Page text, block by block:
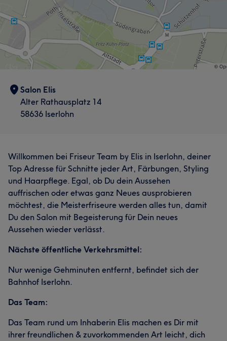
Salon Elis
Alter Rathausplatz 14
58636 Iserlohn
Willkommen bei Friseur Team by Elis in Iserlohn, deiner
Top Adresse für Schnitte jeder Art, Färbungen, Styling
und Haarpflege. Egal, ob Du dein Aussehen
auffrischen oder etwas ganz Neues ausprobieren
möchtest, die Meisterfriseure werden alles tun, damit
Du den Salon mit Begeisterung für Dein neues
Aussehen wieder verlässt.
Nächste öffentliche Verkehrsmittel:
Nur wenige Gehminuten entfernt, befindet sich der
Bahnhof Iserlohn.
Das Team:
Das Team rund um Inhaberin Elis machen es Dir mit
ihrer freundlichen & zuvorkommenden Art leicht, dich